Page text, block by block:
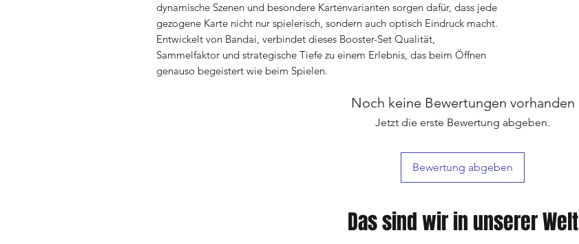
dynamische Szenen und besondere Kartenvarianten sorgen dafür, dass jede
gezogene Karte nicht nur spielerisch, sondern auch optisch Eindruck macht.
Entwickelt von Bandai, verbindet dieses Booster-Set Qualität,
Sammelfaktor und strategische Tiefe zu einem Erlebnis, das beim Öffnen
genauso begeistert wie beim Spielen.
Noch keine Bewertungen vorhanden
Jetzt die erste Bewertung abgeben.
Bewertung abgeben
Das sind wir in unserer Welt